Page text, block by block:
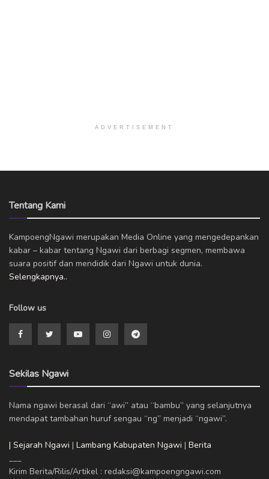
ADVERTISEMENT
Tentang Kami
KampoengNgawi merupakan Media Online yang mengedepankan
kabar – kabar tentang Ngawi dari berbagi segmen, membawa
suara positif dan mendidik dari Ngawi untuk dunia.
Selengkapnya..
Follow us
Sekilas Ngawi
Nama ngawi berasal dari “awi” atau “bambu” yang selanjutnya
mendapat tambahan huruf sengau “ng” menjadi “ngawi”.
| Sejarah Ngawi | Lambang Kabupaten Ngawi | Berita
___
Kirim Berita/Rilis/Artikel : redaksi@kampoengngawi.com